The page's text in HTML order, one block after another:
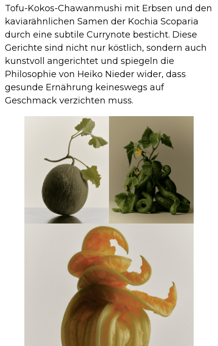
Tofu-Kokos-Chawanmushi mit Erbsen und den
kaviarähnlichen Samen der Kochia Scoparia
durch eine subtile Currynote besticht. Diese
Gerichte sind nicht nur köstlich, sondern auch
kunstvoll angerichtet und spiegeln die
Philosophie von Heiko Nieder wider, dass
gesunde Ernährung keineswegs auf
Geschmack verzichten muss.